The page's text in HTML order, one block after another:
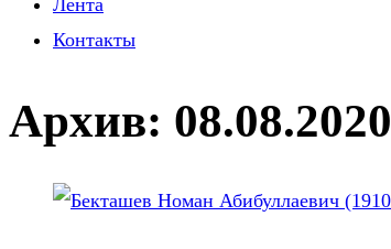
Лента
Контакты
Архив: 08.08.2020